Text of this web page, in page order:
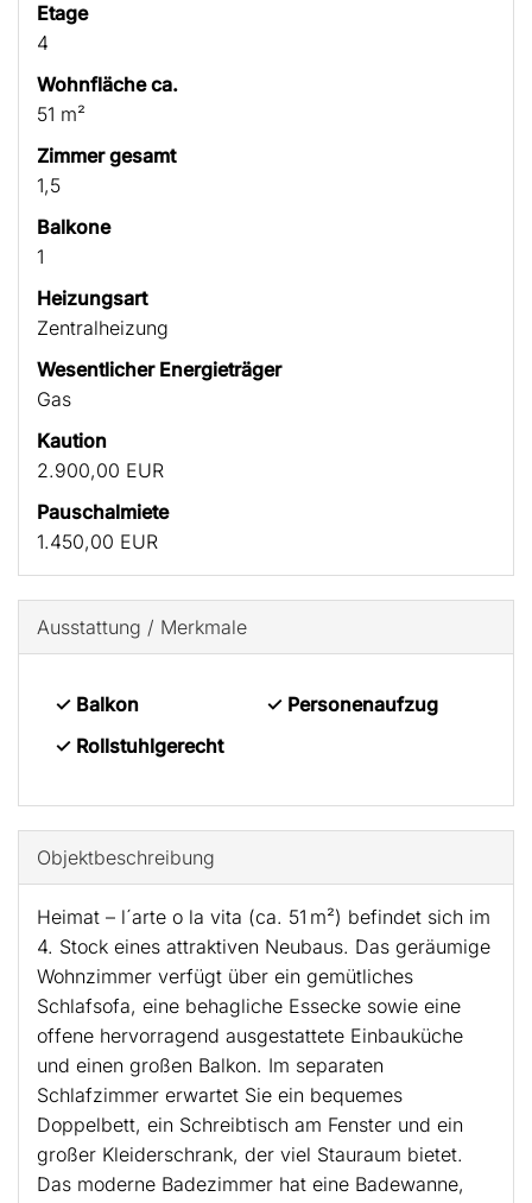
Etage
4
Wohnfläche ca.
51 m²
Zimmer gesamt
1,5
Balkone
1
Heizungsart
Zentralheizung
Wesentlicher Energieträger
Gas
Kaution
2.900,00 EUR
Pauschalmiete
1.450,00 EUR
Ausstattung / Merkmale
✓ Balkon
✓ Personenaufzug
✓ Rollstuhlgerecht
Objekt­beschreibung
Heimat – l´arte o la vita (ca. 51 m²) befindet sich im
4. Stock eines attraktiven Neubaus. Das geräumige
Wohnzimmer verfügt über ein gemütliches
Schlafsofa, eine behagliche Essecke sowie eine
offene hervorragend ausgestattete Einbauküche
und einen großen Balkon. Im separaten
Schlafzimmer erwartet Sie ein bequemes
Doppelbett, ein Schreibtisch am Fenster und ein
großer Kleiderschrank, der viel Stauraum bietet.
Das moderne Badezimmer hat eine Badewanne,